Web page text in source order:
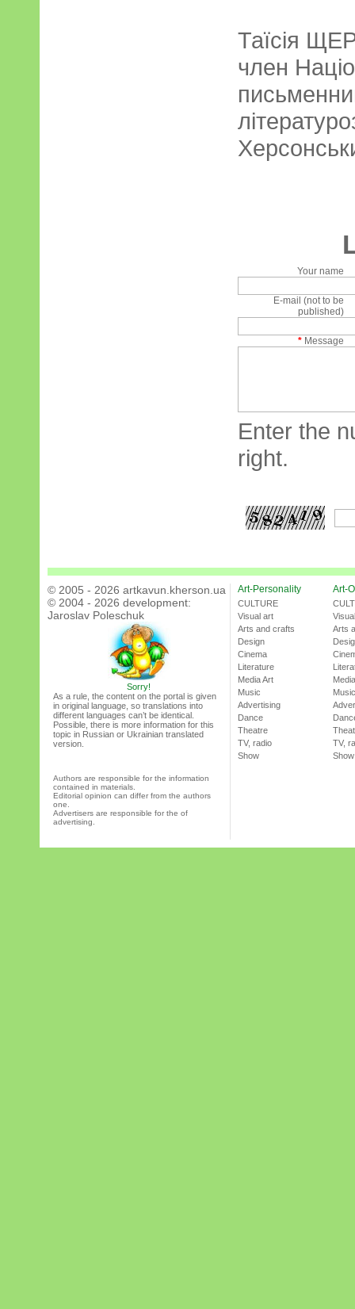
Таїсія
член
Your name
E-mail (not to be
published)
* Message
Enter the
right.
© 2005 - 2026 artkavun.kherson.ua
© 2004 - 2026 development:
Jaroslav Poleschuk
Sorry!
As a rule, the content on the portal is given
in original language, so translations into
different languages can’t be identical.
Possible, there is more information for this
topic in Russian or Ukrainian translated
version.
Authors are responsible for the information
contained in materials.
Editorial opinion can differ from the authors
one.
Advertisers are responsible for the of
advertising.
Art-Personality
CULTURE
Visual art
Arts and crafts
Design
Cinema
Literature
Media Art
Music
Advertising
Dance
Theatre
TV, radio
Show
Art-
Arts
Music
TV,
Show